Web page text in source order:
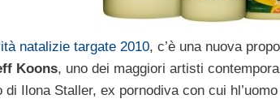
natalizie targate 2010, c’è una nuova
Koons, uno dei maggiori artisti
di Ilona Staller, ex pornodiva con cui